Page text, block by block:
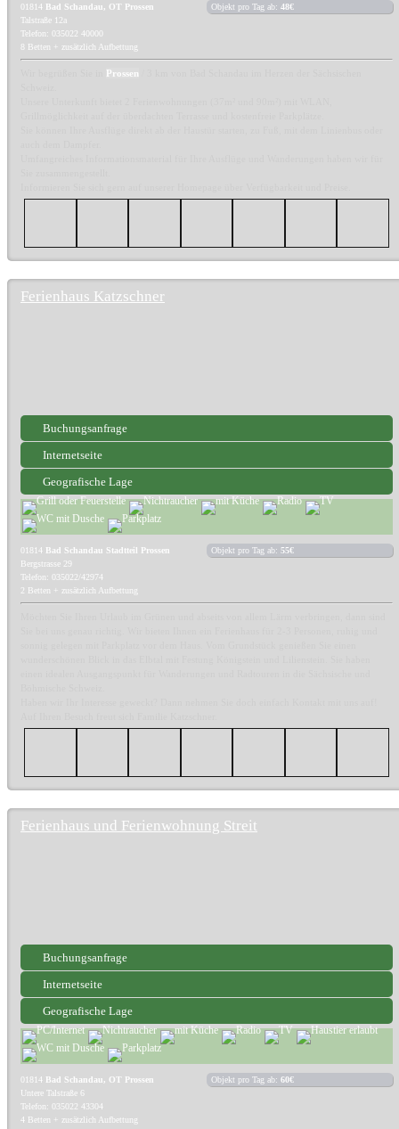
01814 Bad Schandau, OT Prossen
Talstraße 12a
Telefon: 035022 40000
8 Betten + zusätzlich Aufbettung
Objekt pro Tag ab: 48€
Prossen
Ferienhaus Katzschner
Buchungsanfrage
Internetseite
Geografische Lage
01814 Bad Schandau Stadtteil Prossen
Bergstrasse 29
Telefon: 035022/42974
2 Betten + zusätzlich Aufbettung
Objekt pro Tag ab: 55€
Ferienhaus und Ferienwohnung Streit
Buchungsanfrage
Internetseite
Geografische Lage
01814 Bad Schandau, OT Prossen
Untere Talstraße 6
Telefon: 035022 43304
4 Betten + zusätzlich Aufbettung
Objekt pro Tag ab: 60€